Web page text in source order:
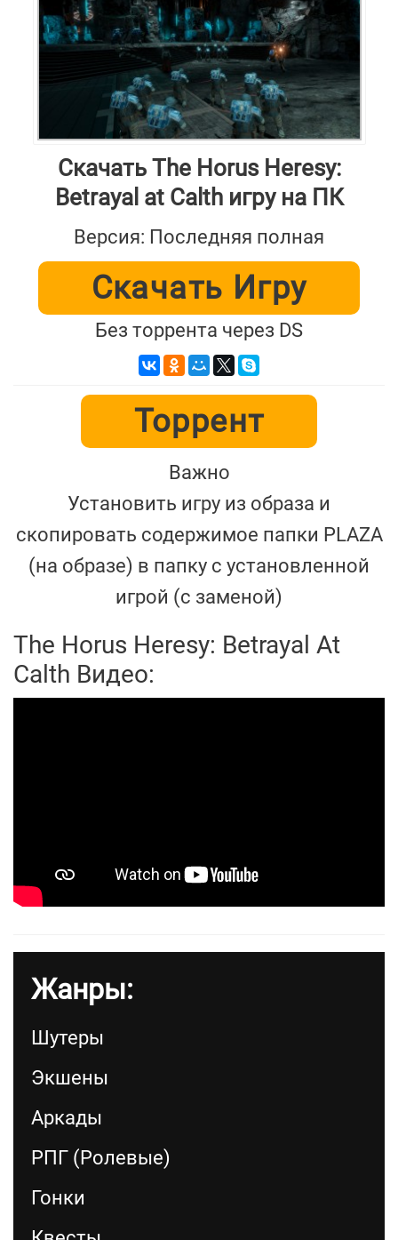
Скачать The Horus Heresy:
Betrayal at Calth игру на ПК
Версия: Последняя полная
Скачать Игру
Без торрента через DS
Торрент
Важно
Установить игру из образа и
скопировать содержимое папки PLAZA
(на образе) в папку с установленной
игрой (с заменой)
The Horus Heresy: Betrayal At
Calth Видео:
Жанры:
Шутеры
Экшены
Аркады
РПГ (Ролевые)
Гонки